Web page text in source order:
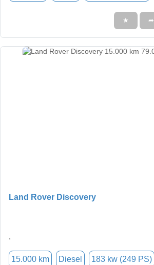
★ ➦
Land Rover Discovery
,
15.000 km Diesel 183 kw (249 PS)